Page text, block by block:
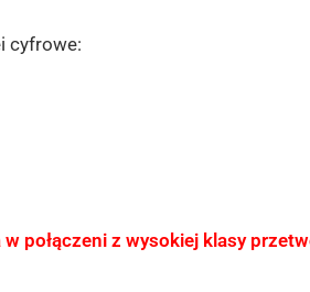
cyfrowe:
połączeni z wysokiej klasy